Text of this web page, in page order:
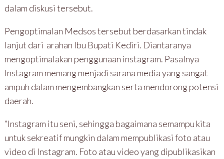
dalam diskusi tersebut.
Pengoptimalan Medsos tersebut berdasarkan tindak
lanjut dari arahan Ibu Bupati Kediri. Diantaranya
mengoptimalakan penggunaan instagram. Pasalnya
Instagram memang menjadi sarana media yang sangat
ampuh dalam mengembangkan serta mendorong potensi
daerah.
“Instagram itu seni, sehingga bagaimana semampu kita
untuk sekreatif mungkin dalam mempublikasi foto atau
video di Instagram. Foto atau video yang dipublikasikan